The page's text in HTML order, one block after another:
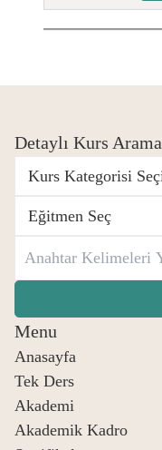
Detaylı Kurs Arama
Menu
Anasayfa
Tek Ders
Akademi
Akademik Kadro